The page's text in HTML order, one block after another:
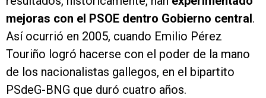
mejoras con el PSOE dentro Gobierno central.
Así ocurrió en 2005, cuando Emilio Pérez
Touriño logró hacerse con el poder de la mano
de los nacionalistas gallegos, en el bipartito
PSdeG-BNG que duró cuatro años.